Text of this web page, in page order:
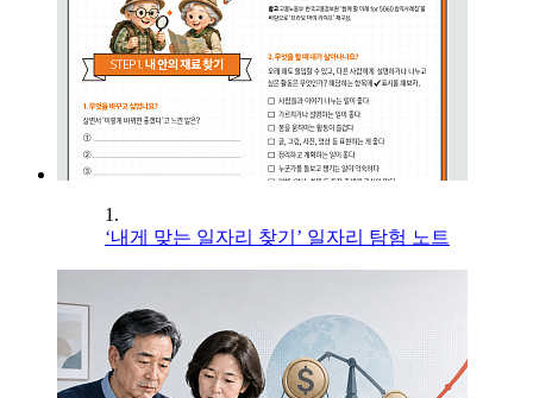
1.
‘내게 맞는 일자리 찾기’ 일자리 탐험 노트